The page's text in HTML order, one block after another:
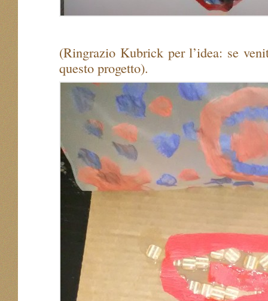
(Ringrazio Kubrick per l’idea: se
questo progetto).